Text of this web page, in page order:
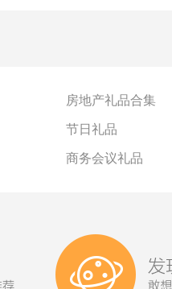
房地产礼品合集
节日礼品
商务会议礼品